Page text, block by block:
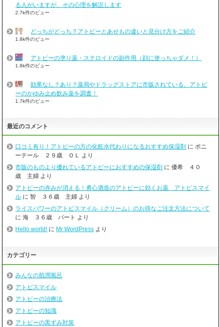
る人がいますが、その心理を解説します
2.7k件のビュー
どっちがどっち？アトピーとあせもの違いと見分け方をご紹介
1.8k件のビュー
アトピーの塗り薬・ステロイドの副作用（顔に使っちゃダメ！）
1.8k件のビュー
効果なし？あり？薬局やドラッグストアに市販されている、アトピ
ーのかゆみ止め飲み薬を調査！
1.7k件のビュー
最近のコメント
口コミ有り！アトピーの方の化粧水代わりになるおすすめ保湿剤 にポニ
ーテール ２９歳 ＯＬ より
市販のものより優れているアトピーにおすすめの保湿剤 に優希 ４０
歳 主婦 より
アトピーの赤みが消える！勇心酒造のアトピーに効くお薬 アトピスマイ
ル に智 ３６歳 主婦 より
ライスパワーのアトピスマイル（クリーム）のお得なご注文方法について
に海 ３６歳 パート より
Hello world! に Mr WordPress より
カテゴリー
みんなの肌潤風呂
アトピスマイル
アトピーの治療法
アトピーの知識
アトピーの黒ずみ対策